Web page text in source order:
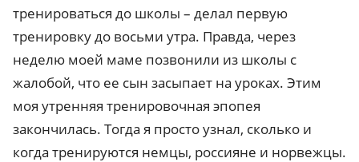
тренироваться до школы – делал первую
тренировку до восьми утра. Правда, через
неделю моей маме позвонили из школы с
жалобой, что ее сын засыпает на уроках. Этим
моя утренняя тренировочная эпопея
закончилась. Тогда я просто узнал, сколько и
когда тренируются немцы, россияне и норвежцы.